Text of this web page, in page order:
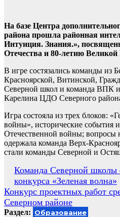
На базе Центра
района прошла районная
Интуиция. Знания.»,
Отечества и 80-летию
В игре состязались команды из
Красноярской, Витинской,
Северной школ и команда ВПК
Карелина ЦДО Северного
Игра состояла из трех блоков:
войны», исторические события
Отечественной войны;
одержала команда Верх-
стали команды Северной и
Навигация
по
записям
Команда Северной школы
конкурса «Зеленая волна»
Конкурс проектных работ
Северном районе
Раздел: Образование